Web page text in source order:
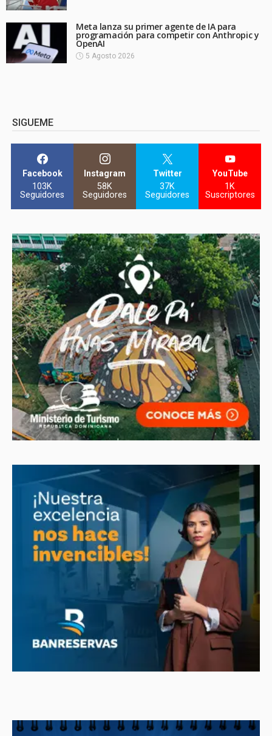
Meta lanza su primer agente de IA para
programación para competir con Anthropic y
OpenAI
5 Agosto 2026
SIGUEME
Facebook
103K
Seguidores
Instagram
58K
Seguidores
Twitter
37K
Seguidores
YouTube
1K
Suscriptores